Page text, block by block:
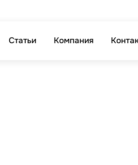
Статьи Компания